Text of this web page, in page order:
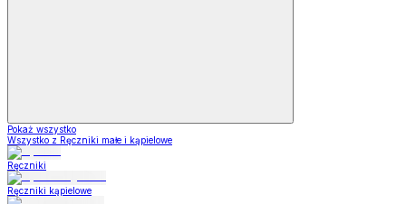
Pokaż wszystko
Wszystko z Ręczniki małe i kąpielowe
Ręczniki
Ręczniki kąpielowe